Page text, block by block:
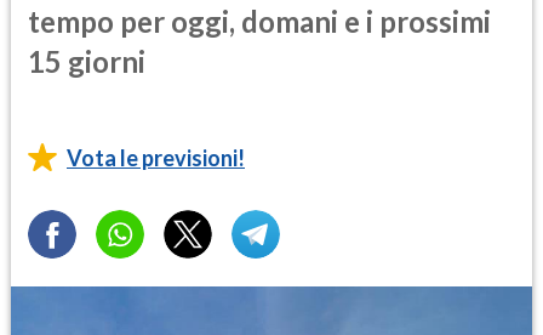
tempo per oggi, domani e i prossimi
15 giorni
Vota le previsioni!